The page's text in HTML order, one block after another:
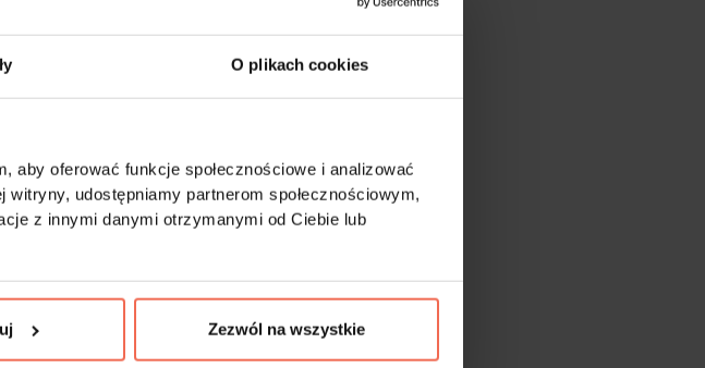
O plikach cookies
oferować funkcje społecznościowe i analizować
udostępniamy partnerom społecznościowym,
z innymi danymi otrzymanymi od Ciebie lub
Zezwól na wszystkie